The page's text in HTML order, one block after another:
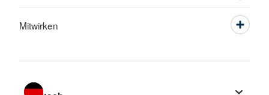
Mitwirken
Sprache wechseln zu